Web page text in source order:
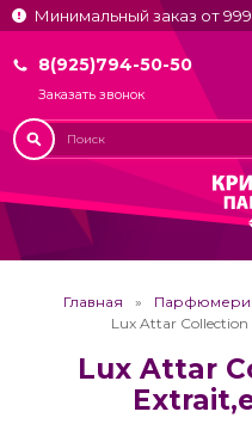
Минимальный заказ от 999
8(925)794-50-50
Заказать звонок
Главная
Lux Attar
Lux Attar